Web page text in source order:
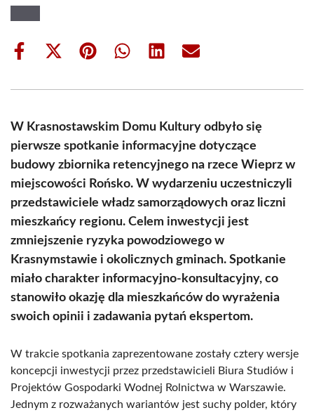
Share
Share
(Twitter)
Share Share Share Share
W Krasnostawskim Domu Kultury odbyło się
pierwsze spotkanie informacyjne dotyczące
budowy zbiornika retencyjnego na rzece Wieprz w
miejscowości Rońsko. W wydarzeniu uczestniczyli
przedstawiciele władz samorządowych oraz liczni
mieszkańcy regionu. Celem inwestycji jest
zmniejszenie ryzyka powodziowego w
Krasnymstawie i okolicznych gminach. Spotkanie
miało charakter informacyjno-konsultacyjny, co
stanowiło okazję dla mieszkańców do wyrażenia
swoich opinii i zadawania pytań ekspertom.
W trakcie spotkania zaprezentowane zostały cztery wersje
koncepcji inwestycji przez przedstawicieli Biura Studiów i
Projektów Gospodarki Wodnej Rolnictwa w Warszawie.
Jednym z rozważanych wariantów jest suchy polder, który